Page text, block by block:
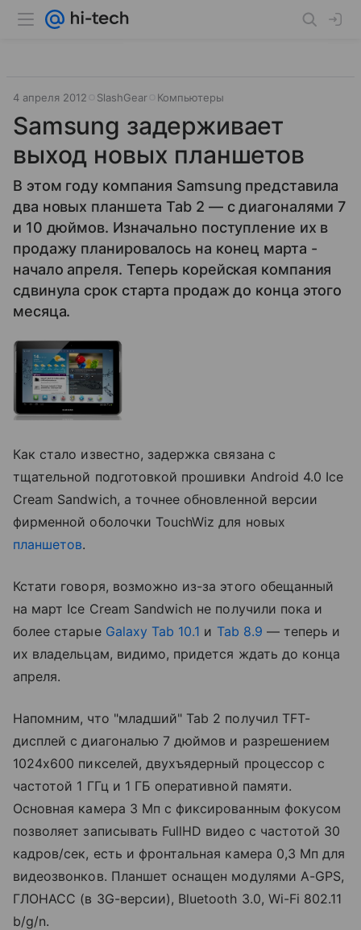
4 апреля 2012 SlashGear Компьютеры
Samsung задерживает
выход новых планшетов
В этом году компания Samsung представила
два новых планшета Tab 2 — с диагоналями 7
и 10 дюймов. Изначально поступление их в
продажу планировалось на конец марта -
начало апреля. Теперь корейская компания
сдвинула срок старта продаж до конца этого
месяца.
Как стало известно, задержка связана с
тщательной подготовкой прошивки Android 4.0 Ice
Cream Sandwich, а точнее обновленной версии
фирменной оболочки TouchWiz для новых
планшетов.
Кстати говоря, возможно из-за этого обещанный
на март Ice Cream Sandwich не получили пока и
более старые Galaxy Tab 10.1 и Tab 8.9 — теперь и
их владельцам, видимо, придется ждать до конца
апреля.
Напомним, что "младший" Tab 2 получил TFT-
дисплей с диагональю 7 дюймов и разрешением
1024х600 пикселей, двухъядерный процессор с
частотой 1 ГГц и 1 ГБ оперативной памяти.
Основная камера 3 Мп с фиксированным фокусом
позволяет записывать FullHD видео с частотой 30
кадров/сек, есть и фронтальная камера 0,3 Мп для
видеозвонков. Планшет оснащен модулями A-GPS,
ГЛОНАСС (в 3G-версии), Bluetooth 3.0, Wi-Fi 802.11
b/g/n.